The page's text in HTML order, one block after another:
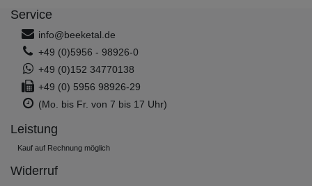
Service
info@beeketal.de
+49 (0)5956 - 98926-0
+49 (0)152 34770138
+49 (0) 5956 98926-29
(Mo. bis Fr. von 7 bis 17 Uhr)
Leistung
Kauf auf Rechnung möglich
Widerruf